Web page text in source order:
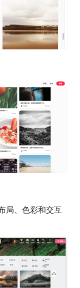
局、色彩和交互